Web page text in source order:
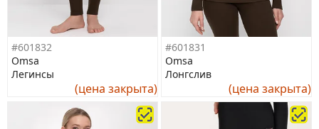
#601832
Omsa
Легинсы
(цена закрыта)
#601831
Omsa
Лонгслив
(цена закрыта)